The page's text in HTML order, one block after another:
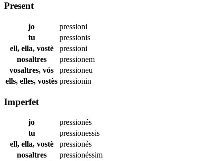
Present
jo
pressioni
tu
pressionis
ell, ella, vostè
pressioni
nosaltres
pressionem
vosaltres, vós
pressioneu
ells, elles, vostès pressionin
Imperfet
jo
pressionés
tu
pressionessis
ell, ella, vostè
pressionés
nosaltres
pressionéssim